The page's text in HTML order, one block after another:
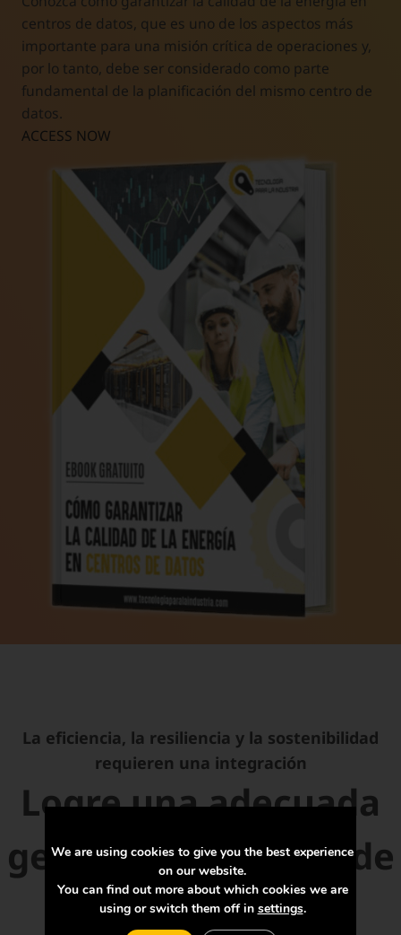
centros de datos, que es uno de los aspectos más
importante para una misión crítica de operaciones y,
por lo tanto, debe ser considerado como parte
fundamental de la planificación del mismo centro de
datos.
ACCESS NOW
La eficiencia, la resiliencia y la sostenibilidad
requieren una integración
Logre una adecuada
gestión energética de
su data center
We are using cookies to give you the best experience
on our website.
You can find out more about which cookies we are
using or switch them off in settings.